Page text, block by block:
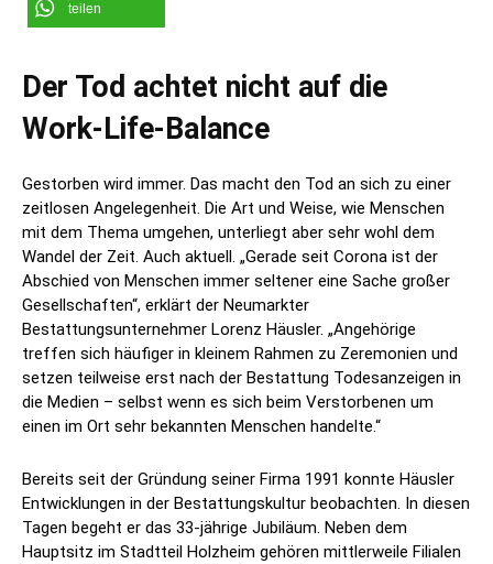
teilen
Der Tod achtet nicht auf die
Work-Life-Balance
Gestorben wird immer. Das macht den Tod an sich zu einer
zeitlosen Angelegenheit. Die Art und Weise, wie Menschen
mit dem Thema umgehen, unterliegt aber sehr wohl dem
Wandel der Zeit. Auch aktuell. „Gerade seit Corona ist der
Abschied von Menschen immer seltener eine Sache großer
Gesellschaften“, erklärt der Neumarkter
Bestattungsunternehmer Lorenz Häusler. „Angehörige
treffen sich häufiger in kleinem Rahmen zu Zeremonien und
setzen teilweise erst nach der Bestattung Todesanzeigen in
die Medien – selbst wenn es sich beim Verstorbenen um
einen im Ort sehr bekannten Menschen handelte.“
Bereits seit der Gründung seiner Firma 1991 konnte Häusler
Entwicklungen in der Bestattungskultur beobachten. In diesen
Tagen begeht er das 33-jährige Jubiläum. Neben dem
Hauptsitz im Stadtteil Holzheim gehören mittlerweile Filialen